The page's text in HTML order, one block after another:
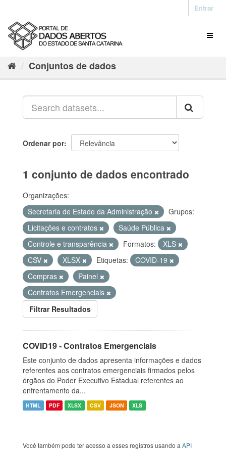
Entrar
Conjuntos de dados
Ordenar por
1 conjunto de dados encontrado
Organizações:
Secretaria de Estado da Administração
Grupos:
Licitações e contratos
Saúde Pública
Controle e transparência
Formatos:
XLS
CSV
XLSX Etiquetas:
COVID-19
Compras
Painel
Contratos Emergenciais
Filtrar Resultados
COVID19 - Contratos Emergenciais
Este conjunto de dados apresenta informações e dados
referentes aos contratos emergenciais firmados pelos
órgãos do Poder Executivo Estadual referentes ao
enfrentamento da...
HTML PDF XLSX CSV JSON XLS
Você também pode ter acesso a esses registros usando a API